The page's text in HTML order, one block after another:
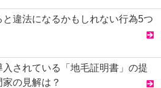
違法になるかもしれない行為5つ
されている「地毛証明書」の提
の見解は？